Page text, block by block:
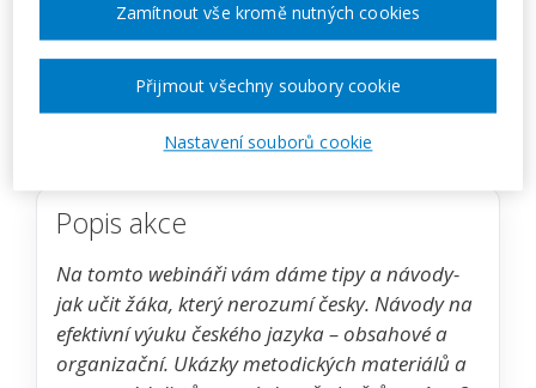
6400 Kč
Zobrazit akci na webu pořadatele
Popis akce
Na tomto webináři vám dáme tipy a návody-
jak učit žáka, který nerozumí česky. Návody na
efektivní výuku českého jazyka – obsahové a
organizační. Ukázky metodických materiálů a
Nastavení souborů cookie
Zamítnout vše kromě nutných cookies
Přijmout všechny soubory cookie